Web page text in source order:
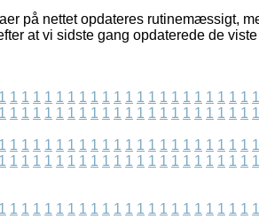
på nettet opdateres rutinemæssigt,
at vi sidste gang opdaterede de
1 1 1 1 1 1 1 1 1 1 1 1 1 1 1 1 1 1 1 1 1 1 1
1 1 1 1 1 1 1 1 1 1 1 1 1 1 1 1 1 1 1 1 1 1 1
1 1 1 1 1 1 1 1 1 1 1 1 1 1 1 1 1 1 1 1 1 1 1
1 1 1 1 1 1 1 1 1 1 1 1 1 1 1 1 1 1 1 1 1 1 1
1 1 1 1 1 1 1 1 1 1 1 1 1 1 1 1 1 1 1 1 1 1 1